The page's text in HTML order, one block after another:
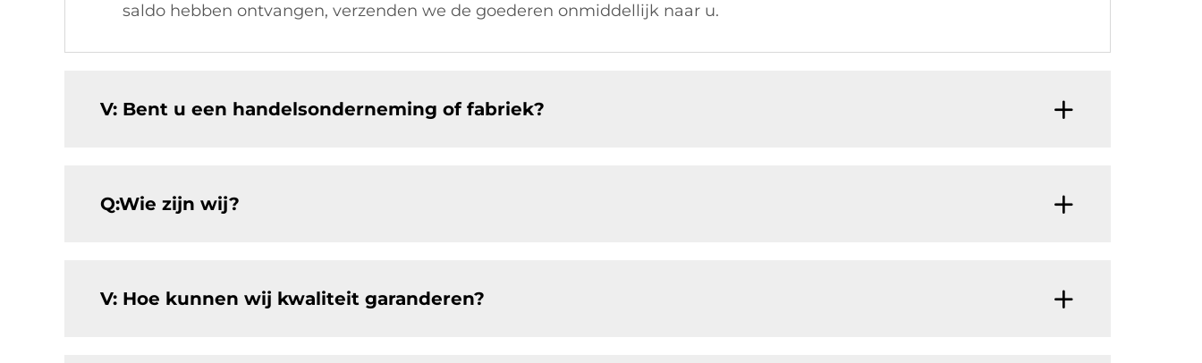
saldo hebben ontvangen, verzenden we de goederen onmiddellijk naar u.
V: Bent u een handelsonderneming of fabriek?
Q:Wie zijn wij?
V: Hoe kunnen wij kwaliteit garanderen?